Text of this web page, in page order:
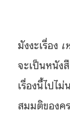
มังงะเรื่อง
จะเป็นหนัง
เรื่องนี้ไปไ
สมมติของค